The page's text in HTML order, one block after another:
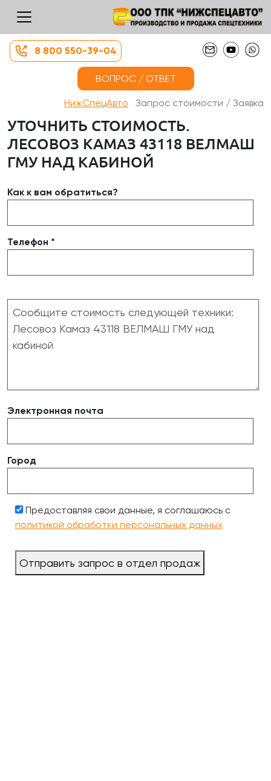
8 800 550-39-04
ВОПРОС / ОТВЕТ
НижСпецАвто Запрос стоимости / Заявка
УТОЧНИТЬ СТОИМОСТЬ.
ЛЕСОВОЗ КАМАЗ 43118 ВЕЛМАШ
ГМУ НАД КАБИНОЙ
Как к вам обратиться?
Телефон *
Электронная почта
Город
Предоставляя свои данные, я соглашаюсь с
политикой обработки персональных данных
Отправить запрос в отдел продаж